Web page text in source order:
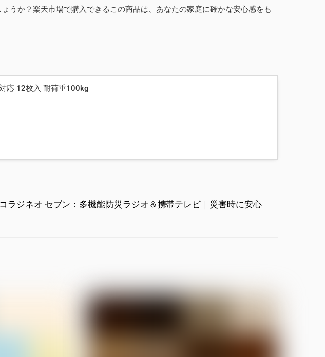
うか？楽天市場で購入できるこの商品は、あなたの家庭に確かな安心感をも
応 12枚入 耐荷重100kg
ラジネオ セブン：多機能防災ラジオ＆携帯テレビ｜災害時に安心